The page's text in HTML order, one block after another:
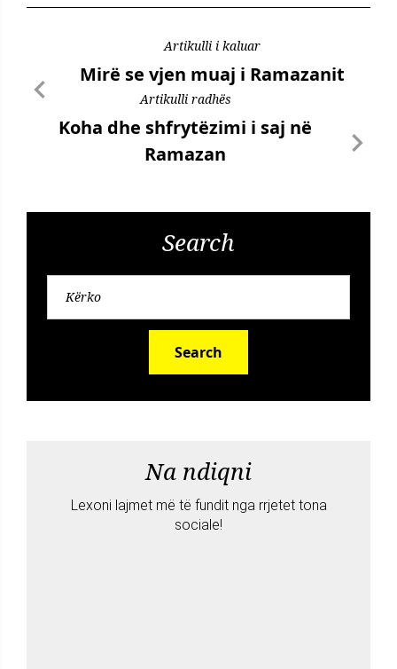
Artikulli i kaluar
Mirë se vjen muaj i Ramazanit
Artikulli radhës
Koha dhe shfrytëzimi i saj në
Ramazan
Search
Search
Na ndiqni
Lexoni lajmet më të fundit nga rrjetet tona
sociale!